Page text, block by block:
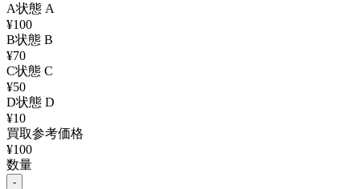
A状態 A
¥100
B状態 B
¥70
C状態 C
¥50
D状態 D
¥10
買取参考価格
¥100
数量
-